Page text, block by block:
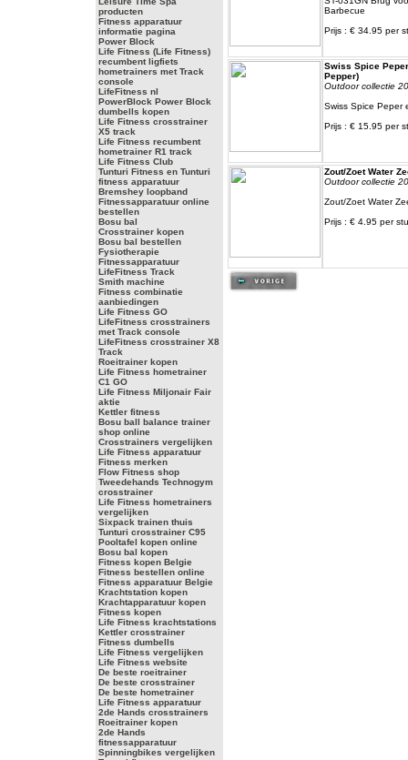
producten
Fitness apparatuur
informatie pagina
Power Block
Life Fitness (Life Fitness)
recumbent ligfiets
hometrainers met Track
console
LifeFitness nl
PowerBlock Power Block
dumbells kopen
Life Fitness crosstrainer
X5 track
Life Fitness recumbent
hometrainer R1 track
Life Fitness Club
Tunturi Fitness en Tunturi
fitness apparatuur
Bremshey loopband
Fitnessapparatuur online
bestellen
Bosu bal
Crosstrainer kopen
Bosu bal bestellen
Fysiotherapie
Fitnessapparatuur
LifeFitness Track
Smith machine
Fitness combinatie
aanbiedingen
Life Fitness GO
LifeFitness crosstrainers
met Track console
LifeFitness crosstrainer X8
Track
Roeitrainer kopen
Life Fitness hometrainer
C1 GO
Life Fitness Miljonair Fair
aktie
Kettler fitness
Bosu ball balance trainer
shop online
Crosstrainers vergelijken
Life Fitness apparatuur
Fitness merken
Flow Fitness shop
Tweedehands Technogym
crosstrainer
Life Fitness hometrainers
vergelijken
Sixpack trainen thuis
Tunturi crosstrainer C95
Pooltafel kopen online
Bosu bal kopen
Fitness kopen Belgie
Fitness bestellen online
Fitness apparatuur Belgie
Krachtstation kopen
Krachtapparatuur kopen
Fitness kopen
Life Fitness krachtstations
Kettler crosstrainer
Fitness dumbells
Life Fitness vergelijken
Life Fitness website
De beste roeitrainer
De beste crosstrainer
De beste hometrainer
Life Fitness apparatuur
2de Hands crosstrainers
Roeitrainer kopen
2de Hands
fitnessapparatuur
Spinningbikes vergelijken
Barbecue
Prijs : € 34.95 per
Swiss Spice
Pepper)
Outdoor collectie
Swiss Spice Peper
Prijs : € 15.95 per
Zout/Zoet Water
Outdoor collectie
Zout/Zoet Water
Prijs : € 4.95 per